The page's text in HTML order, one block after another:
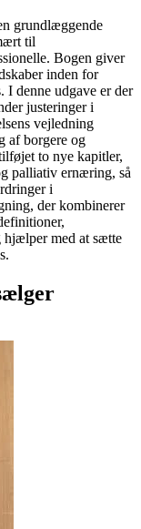
grundlæggende
til
Bogen giver
inden for
denne udgave er der
justeringer i
vejledning
af borgere og
to nye kapitler,
palliativ ernæring, så
i
der kombinerer
hjælper med at sætte